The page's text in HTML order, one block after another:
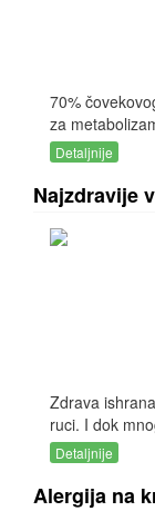
70%
za
Detaljnije
Najzdravije
Zdrava
ruci. I dok
Detaljnije
Alergija na